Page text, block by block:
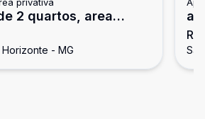
2 quartos, area
no bairro Santa
MG
- MG